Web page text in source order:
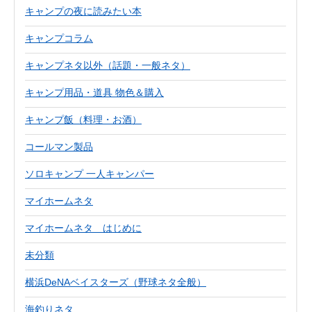
キャンプの夜に読みたい本
キャンプコラム
キャンプネタ以外（話題・一般ネタ）
キャンプ用品・道具 物色＆購入
キャンプ飯（料理・お酒）
コールマン製品
ソロキャンプ 一人キャンパー
マイホームネタ
マイホームネタ はじめに
未分類
横浜DeNAベイスターズ（野球ネタ全般）
海釣りネタ